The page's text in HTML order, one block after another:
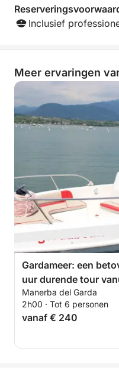
Inclusief
Meer ervaringen
Gardameer: een
uur durende tour
Manerba del Garda
2h00 · Tot 6 personen
vanaf € 240